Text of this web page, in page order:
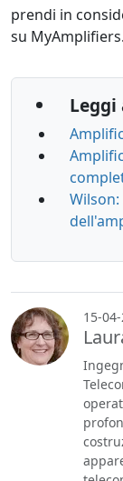
prendi in
su
Leggi
15-